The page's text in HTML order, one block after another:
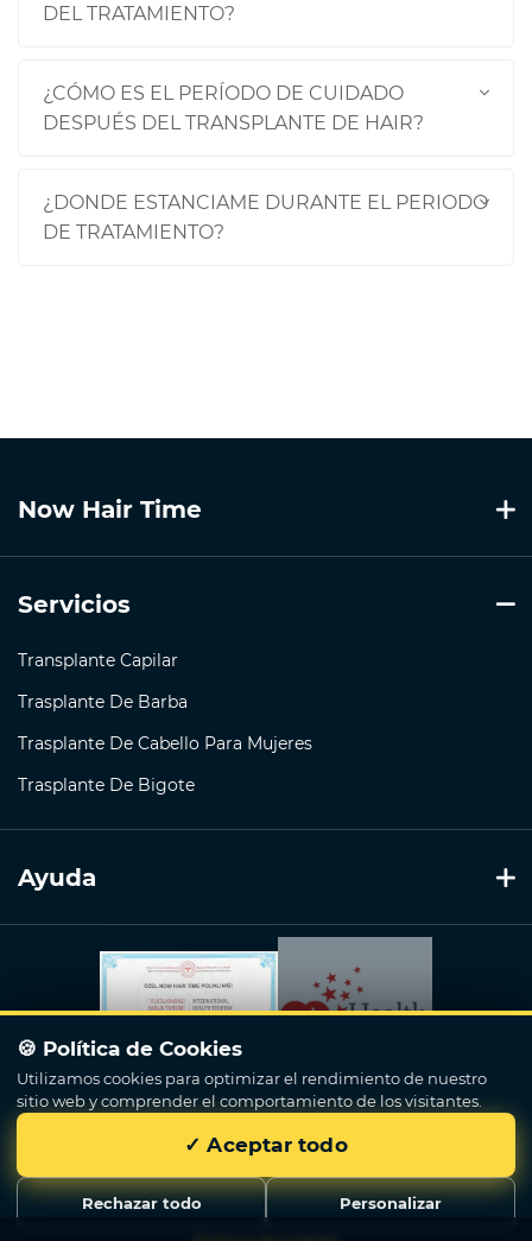
DEL TRATAMIENTO?
¿CÓMO ES EL PERÍODO DE CUIDADO
DESPUÉS DEL TRANSPLANTE DE HAIR?
¿DONDE ESTANCIAME DURANTE EL PERIODO
DE TRATAMIENTO?
Now Hair Time
Servicios
Transplante Capilar
Trasplante De Barba
Trasplante De Cabello Para Mujeres
Trasplante De Bigote
Ayuda
🍪 Política de Cookies
Utilizamos cookies para optimizar el rendimiento de nuestro
sitio web y comprender el comportamiento de los visitantes.
Rechazar todo Personalizar
✓ Aceptar todo